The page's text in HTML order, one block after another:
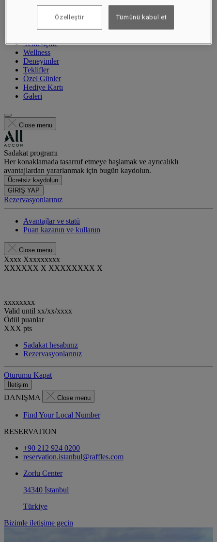
Özel Teklifler
Yeme-içme
Wellness
Deneyimler
Teklifler
Özel Günler
Hediye Kartı
Galeri
Close menu
Sadakat programı
Her konaklamada tasarruf etmeye başlamak ve ayrıcalıklı
avantajlardan yararlanmak için bugün kaydolun.
Ücretsiz kaydolun
GİRİŞ YAP
Rezervasyonlarınız
Avantajlar ve statü
Puan kazanın ve kullanın
Close menu
Xxxx Xxxxxxxxx
XXXXXX X XXXXXXXX X
xxxxxxxx
Valid until xx/xx/xxxx
Ödül puanlar
XXX pts
Sadakat hesabınız
Rezervasyonlarınız
Oturumu Kapat
İletişim
DANIŞMA Close menu
Find Your Local Number
RESERVATION
+90 212 924 0200
reservation.istanbul@raffles.com
Zorlu Center
34340 İstanbul
Türkiye
Bizimle iletişime geçin
Özelleştir Tümünü kabul et